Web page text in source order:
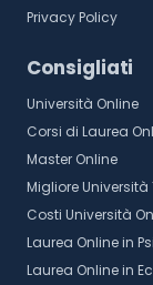
Privacy Policy
Consigliati
Università Online
Corsi di Laurea
Master Online
Migliore
Costi Università
Laurea Online in
Laurea Online in